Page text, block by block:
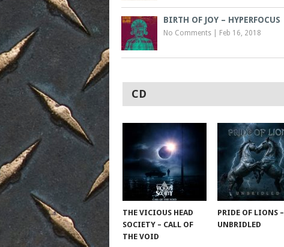
BIRTH OF JOY – HYPERFOCUS
No Comments Feb 16, 2018
CD
THE VICIOUS HEAD
SOCIETY – CALL OF
THE VOID
PRIDE OF LIONS –
UNBRIDLED